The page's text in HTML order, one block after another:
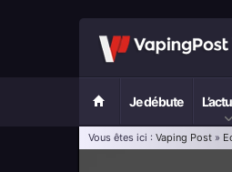
Je débute
Vous êtes ici : Vaping Post »